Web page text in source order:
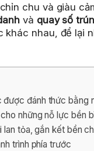
chu và giàu
và quay số
nhau, để lại
đánh thức bằng
những nỗ lực bền
lan tỏa, gắn kết bền
trình phía trước